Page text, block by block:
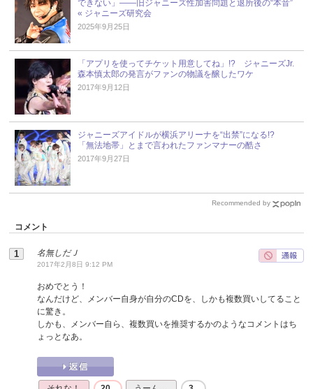
できない」――旧ジャニーズ性加害問題と退所後の“本音”
« ジャニーズ研究会
2025年9月25日
「アプリを使ってチケット用意してね」!? ジャニーズJr.
森本慎太郎の発言がファンの物議を醸したワケ
2017年9月12日
ジャニーズアイドルが横浜アリーナを“出禁”になる!?
「無法地帯」とまで言われたファンマナーの酷さ
2017年9月27日
Recommended by
コメント
名無しだＪ
2017年2月8日 9:12 PM
おめでとう！
なんだけど、メンバー自身が自分のCDを、しかも複数買いしてること
に驚き。
しかも、メンバー自ら、複数買いを推奨するかのようなコメントはち
ょっとなあ。